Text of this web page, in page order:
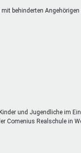
behinderten
und Jugendliche im
Comenius Realschule in